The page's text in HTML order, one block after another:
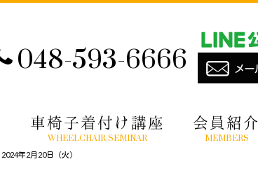
048-593-6666
車椅子着付け講座
WHEELCHAIR SEMINAR
会員紹介
MEMBERS
年2月20日（火）